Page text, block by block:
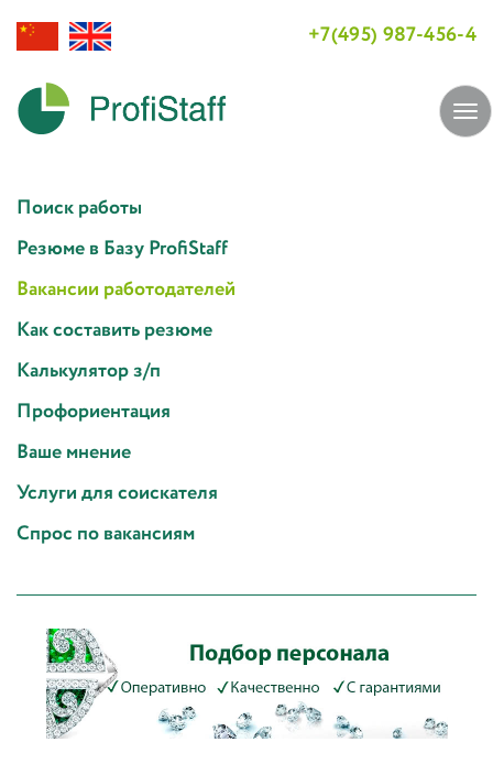
+7(495) 987-456-4
Поиск работы
Резюме в Базу ProfiStaff
Вакансии работодателей
Как составить резюме
Калькулятор з/п
Профориентация
Ваше мнение
Услуги для соискателя
Спрос по вакансиям